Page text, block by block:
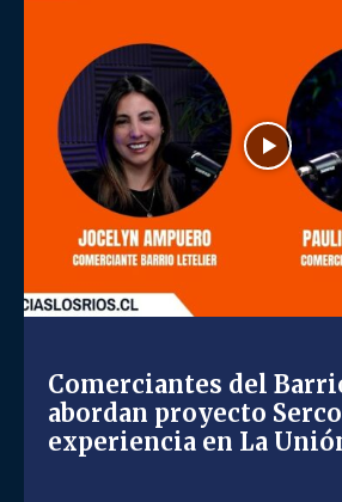
Comerciantes del
abordan proyecto
experiencia en La